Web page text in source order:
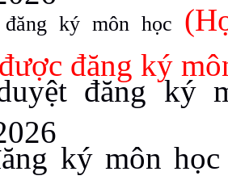
ký môn học
đăng ký
đăng ký
ký môn